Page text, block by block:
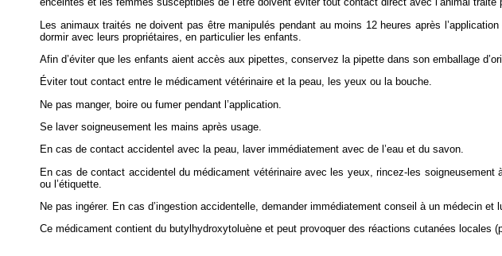
Les animaux traités ne doivent pas être manipulés pendant au moins 12 heures après
dormir avec leurs propriétaires, en particulier les enfants.
Afin d’éviter que les enfants aient accès aux pipettes, conservez la pipette dans son emballage
Éviter tout contact entre le médicament vétérinaire et la peau, les yeux ou la bouche.
Ne pas manger, boire ou fumer pendant l’application.
Se laver soigneusement les mains après usage.
En cas de contact accidentel avec la peau, laver immédiatement avec de l’eau et du savon.
En cas de contact accidentel du médicament vétérinaire avec les yeux, rincez-les
ou l’étiquette.
Ne pas ingérer. En cas d’ingestion accidentelle, demander immédiatement conseil à un médecin et
Ce médicament contient du butylhydroxytoluène et peut provoquer des réactions cutanées